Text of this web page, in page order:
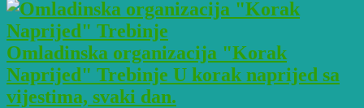
Omladinska organizacija "Korak
Naprijed" Trebinje U korak naprijed sa
vijestima, svaki dan.